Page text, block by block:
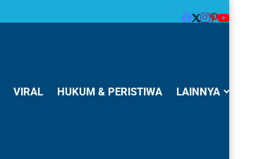
VIRAL HUKUM & PERISTIWA LAINNYA